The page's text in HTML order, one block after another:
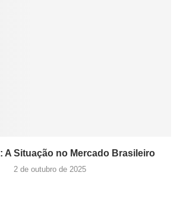
A Situação no Mercado Brasileiro
2 de outubro de 2025